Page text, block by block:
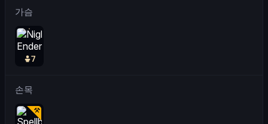
가슴
7
손목